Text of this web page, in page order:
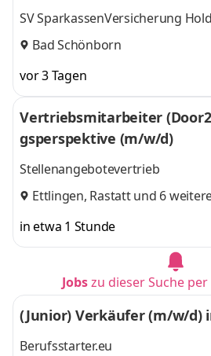
SV SparkassenVersicherung
Bad Schönborn
vor 3 Tagen
Vertriebsmitarbeiter
gsperspektive (m/w/d)
Stellenangebotevertrieb
Ettlingen, Rastattund 6
in etwa 1 Stunde
Jobszu dieser Suche
(Junior) Verkäufer (m/w/d)
Berufsstarter.eu